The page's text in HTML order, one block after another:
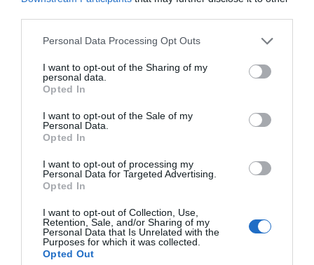
Personal Data Processing Opt Outs
I want to opt-out of the Sharing of my
personal data.
Opted In
I want to opt-out of the Sale of my
Personal Data.
Opted In
I want to opt-out of processing my
Personal Data for Targeted Advertising.
Opted In
I want to opt-out of Collection, Use,
Retention, Sale, and/or Sharing of my
Personal Data that Is Unrelated with the
Purposes for which it was collected.
Opted Out